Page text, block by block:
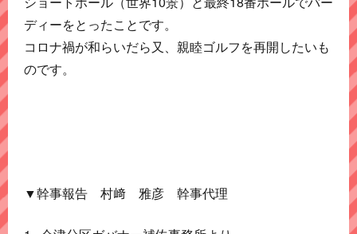
ディーをとったことです。
コロナ禍が和らいだら又、親睦ゴルフを再開したいも
のです。
▼幹事報告 村﨑 雅彦 幹事代理